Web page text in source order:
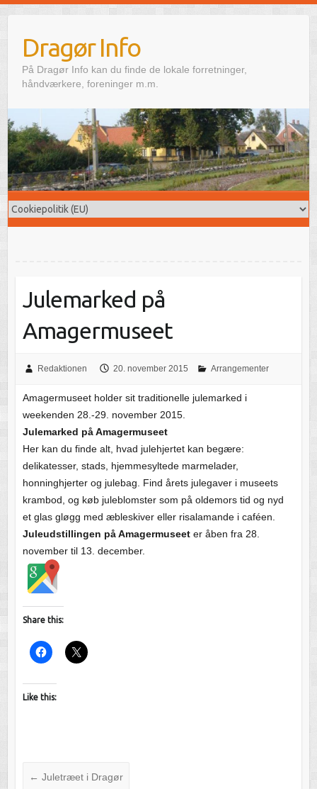
Dragør Info
På Dragør Info kan du finde de lokale forretninger,
håndværkere, foreninger m.m.
Julemarked på
Amagermuseet
Redaktionen 20. november 2015 Arrangementer
Amagermuseet holder sit traditionelle julemarked i
weekenden 28.-29. november 2015.
Julemarked på Amagermuseet
Her kan du finde alt, hvad julehjertet kan begære:
delikatesser, stads, hjemmesyltede marmelader,
honninghjerter og julebag. Find årets julegaver i museets
krambod, og køb juleblomster som på oldemors tid og nyd
et glas gløgg med æbleskiver eller risalamande i caféen.
Juleudstillingen på Amagermuseeter åben fra 28.
november til 13. december.
Share this:
Like this:
← Juletræet i Dragør